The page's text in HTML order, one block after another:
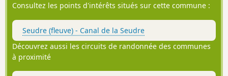
Consultez les points d'intérêts situés sur cette commune :
Seudre (fleuve) - Canal de la Seudre
Découvrez aussi les circuits de randonnée des communes
à proximité